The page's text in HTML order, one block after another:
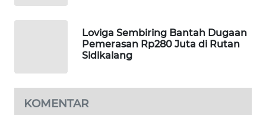
Loviga Sembiring Bantah Dugaan
Pemerasan Rp280 Juta di Rutan
Sidikalang
KOMENTAR
JURNAL
GARONGGANG